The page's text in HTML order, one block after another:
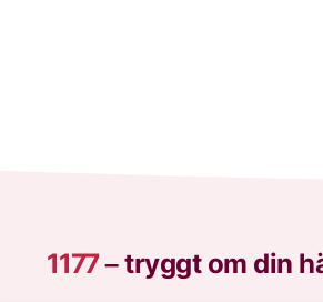
1177–tryggt om din